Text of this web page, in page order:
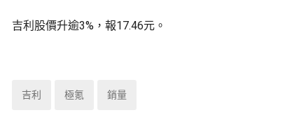
吉利股價升逾3%，報17.46元。
吉利 極氪 銷量